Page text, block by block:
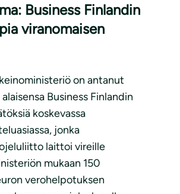
Business Finlandin
viranomaisen
on antanut
Business Finlandin
koskevassa
jonka
laittoi vireille
mukaan 150
verohelpotuksen